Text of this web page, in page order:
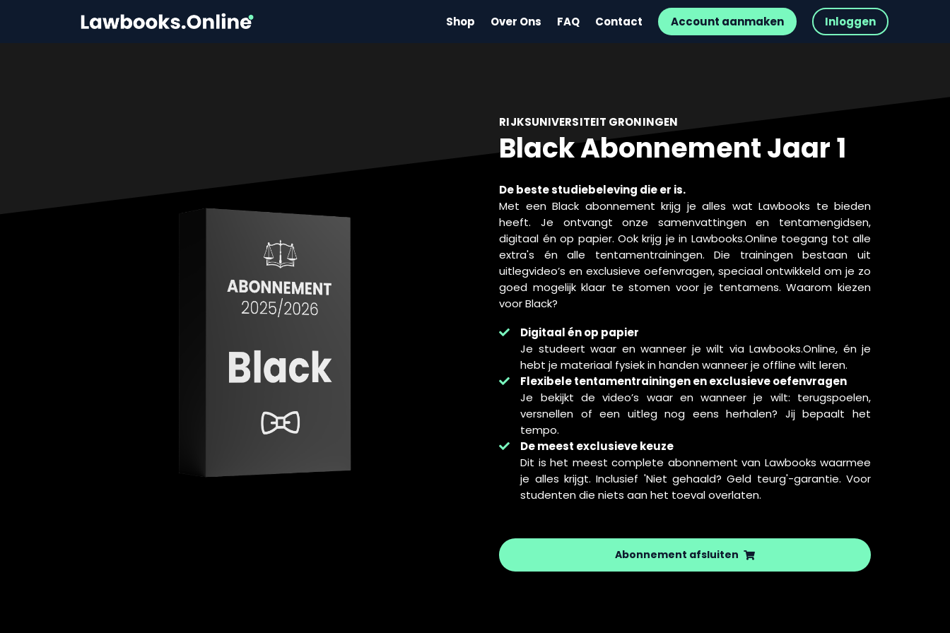
Shop Over Ons FAQ Contact Account aanmaken Inloggen
RIJKSUNIVERSITEIT GRONINGEN
Black Abonnement Jaar 1
De beste studiebeleving die er is.
Met een Black abonnement krijg je alles wat Lawbooks te bieden
heeft. Je ontvangt onze samenvattingen en tentamengidsen,
digitaal én op papier. Ook krijg je in Lawbooks.Online toegang tot alle
extra's én alle tentamentrainingen. Die trainingen bestaan uit
uitlegvideo’s en exclusieve oefenvragen, speciaal ontwikkeld om je zo
goed mogelijk klaar te stomen voor je tentamens. Waarom kiezen
voor Black?
Digitaal én op papier
Je studeert waar en wanneer je wilt via Lawbooks.Online, én je
hebt je materiaal fysiek in handen wanneer je offline wilt leren.
Flexibele tentamentrainingen en exclusieve oefenvragen
Je bekijkt de video’s waar en wanneer je wilt: terugspoelen,
versnellen of een uitleg nog eens herhalen? Jij bepaalt het
tempo.
De meest exclusieve keuze
Dit is het meest complete abonnement van Lawbooks waarmee
je alles krijgt. Inclusief 'Niet gehaald? Geld teurg'-garantie. Voor
studenten die niets aan het toeval overlaten.
Abonnement afsluiten